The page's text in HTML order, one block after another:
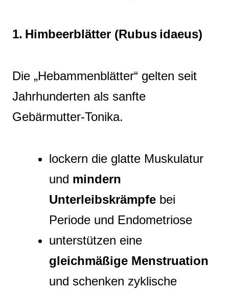
1. Himbeerblätter (Rubus idaeus)
Die „Hebammenblätter“ gelten seit
Jahrhunderten als sanfte
Gebärmutter‑Tonika.
lockern die glatte Muskulatur
und mindern
Unterleibskrämpfebei
Periode und Endometriose
unterstützen eine
gleichmäßige Menstruation
und schenken zyklische